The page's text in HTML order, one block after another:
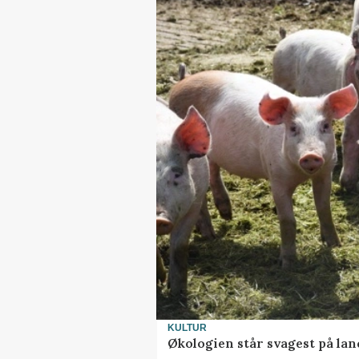
KULTUR
Økologien står svagest på